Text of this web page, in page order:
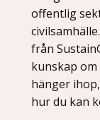
offentlig
från
kunskap
hänger
hur du kan